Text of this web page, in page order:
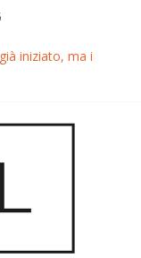
iniziato, ma i
e Belloeuvre
Spettacolo e